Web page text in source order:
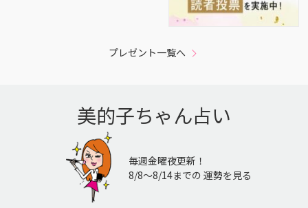
プレゼント一覧へ
美的子ちゃん占い
毎週金曜夜更新！
8/8〜8/14までの 運勢を見る